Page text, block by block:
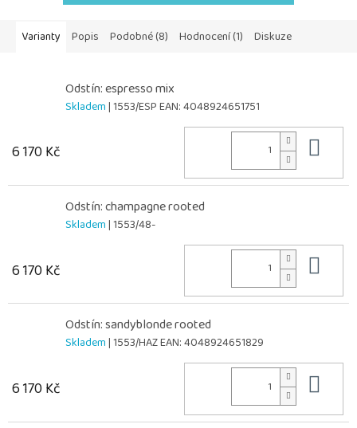
Varianty Popis Podobné (8) Hodnocení (1) Diskuze
Odstín: espresso mix
Skladem| 1553/ESPEAN:4048924651751
6 170 Kč
Odstín: champagne rooted
Skladem| 1553/48-
6 170 Kč
Odstín: sandyblonde rooted
Skladem| 1553/HAZEAN:4048924651829
6 170 Kč